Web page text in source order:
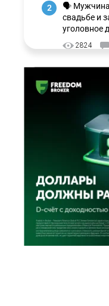
2
🗣 Мужчина
свадьбе и
уголовное
2824
новостей
🗣Глава
направил
близким
Ивана
5
🇫🇷 Клуб
открытии